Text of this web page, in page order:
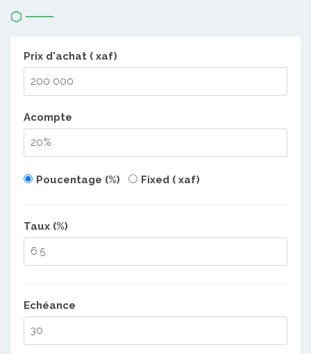
Prix d'achat ( xaf)
Acompte
Poucentage (%) Fixed ( xaf)
Taux (%)
Echéance